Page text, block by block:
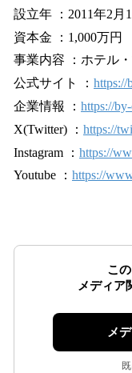
設立年 ：2011年2月1
資本金 ：1,000万円
事業内容 ：ホテル
公式サイト ： https://
企業情報 ： https://
X(Twitter) ： https://
Instagram ： https://
Youtube ： https://
こ
メディア
メ